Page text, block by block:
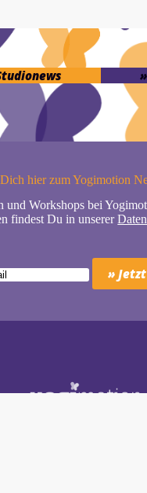
hier zum Yogimotion
Workshops bei
findest Du in unserer